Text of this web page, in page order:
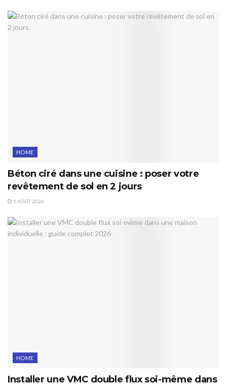
HOME
Béton ciré dans une cuisine : poser votre
revêtement de sol en 2 jours
5 AOÛT 2026
HOME
Installer une VMC double flux soi-même dans